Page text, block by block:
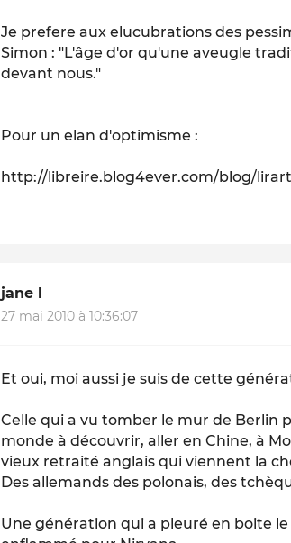
Je prefere aux elucubrations des
Simon : "L'âge d'or qu'une aveugle
devant nous."
Pour un elan d'optimisme :
http://libreire.blog4ever.com/blog/
jane l
27 mai 2010 à 10:36:07
Et oui, moi aussi je suis de cette
Celle qui a vu tomber le mur de Berlin
monde à découvrir, aller en Chine, à
vieux retraité anglais qui viennent la
Des allemands des polonais, des
Une génération qui a pleuré en boite